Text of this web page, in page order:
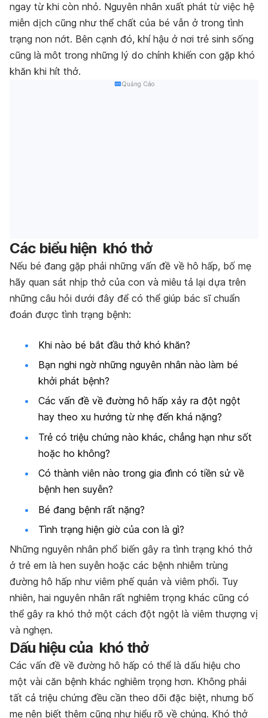
ngay từ khi còn nhỏ. Nguyên nhân xuất phát từ việc hệ
miễn dịch cũng như thể chất của bé vẫn ở trong tình
trạng non nớt. Bên cạnh đó, khí hậu ở nơi trẻ sinh sống
cũng là môt trong những lý do chính khiến con gặp khó
khăn khi hít thở.
Quảng Cáo
Các biểu hiện khó thở
Nếu bé đang gặp phải những vấn đề về hô hấp, bố mẹ
hãy quan sát nhịp thở của con và miêu tả lại dựa trên
những câu hỏi dưới đây để có thể giúp bác sĩ chuẩn
đoán được tình trạng bệnh:
Khi nào bé bắt đầu thở khó khăn?
Bạn nghi ngờ những nguyên nhân nào làm bé
khởi phát bệnh?
Các vấn đề về đường hô hấp xảy ra đột ngột
hay theo xu hướng từ nhẹ đến khá nặng?
Trẻ có triệu chứng nào khác, chẳng hạn như sốt
hoặc ho không?
Có thành viên nào trong gia đình có tiền sử về
bệnh hen suyễn?
Bé đang bệnh rất nặng?
Tình trạng hiện giờ của con là gì?
Những nguyên nhân phổ biến gây ra tình trạng khó thở
ở trẻ em là hen suyễn hoặc các bệnh nhiễm trùng
đường hô hấp như viêm phế quản và viêm phổi. Tuy
nhiên, hai nguyên nhân rất nghiêm trọng khác cũng có
thể gây ra khó thở một cách đột ngột là viêm thượng vị
và nghẹn.
Dấu hiệu của khó thở
Các vấn đề về đường hô hấp có thể là dấu hiệu cho
một vài căn bệnh khác nghiêm trọng hơn. Không phải
tất cả triệu chứng đều cần theo dõi đặc biệt, nhưng bố
mẹ nên biết thêm cũng như hiểu rõ về chúng. Khó thở